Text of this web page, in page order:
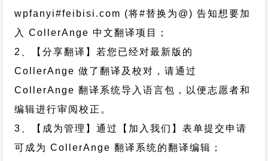
wpfanyi#feibisi.com (将#替换为@) 告知想要加
入 CollerAnge 中文翻译项目；
2、【分享翻译】若您已经对最新版的
CollerAnge 做了翻译及校对，请通过
CollerAnge 翻译系统导入语言包，以便志愿者和
编辑进行审阅校正。
3、【成为管理】通过【加入我们】表单提交申请
可成为 CollerAnge 翻译系统的翻译编辑；